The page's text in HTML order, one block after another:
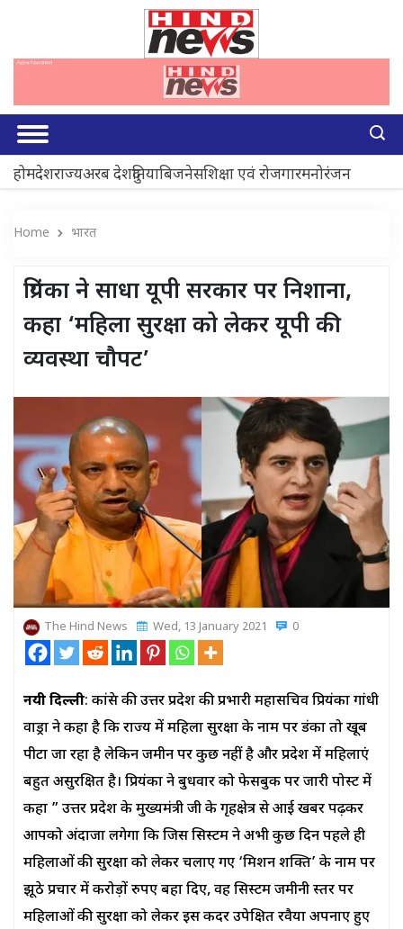
होमदेशराज्यअरब देशदुनियाबिजनेसशिक्षा एवं रोजगारमनोरंजन
Home भारत
प्रियंका ने साधा यूपी सरकार पर निशाना,
कहा ‘महिला सुरक्षा को लेकर यूपी की
व्यवस्था चौपट’
The Hind News Wed, 13 January 2021 0
नयी दिल्ली: कांग्रेस की उत्तर प्रदेश की प्रभारी महासचिव प्रियंका गांधी
वाड्रा ने कहा है कि राज्य में महिला सुरक्षा के नाम पर डंका तो खूब
पीटा जा रहा है लेकिन जमीन पर कुछ नहीं है और प्रदेश में महिलाएं
बहुत असुरक्षित है। प्रियंका ने बुधवार को फेसबुक पर जारी पोस्ट में
कहा ” उत्तर प्रदेश के मुख्यमंत्री जी के गृहक्षेत्र से आई खबर पढ़कर
आपको अंदाजा लगेगा कि जिस सिस्टम ने अभी कुछ दिन पहले ही
महिलाओं की सुरक्षा को लेकर चलाए गए ‘मिशन शक्ति’ के नाम पर
झूठे प्रचार में करोड़ों रुपए बहा दिए, वह सिस्टम जमीनी स्तर पर
महिलाओं की सुरक्षा को लेकर इस कदर उपेक्षित रवैया अपनाए हुए